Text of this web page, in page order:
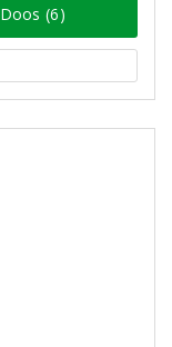
Doos (6)